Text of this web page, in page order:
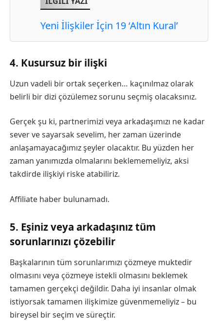
Yeni İlişkiler İçin 19 ‘Altın Kural’
4. Kusursuz bir ilişki
Uzun vadeli bir ortak seçerken… kaçınılmaz olarak
belirli bir dizi çözülemez sorunu seçmiş olacaksınız.
Gerçek şu ki, partnerimizi veya arkadaşımızı ne kadar
sever ve sayarsak sevelim, her zaman üzerinde
anlaşamayacağımız şeyler olacaktır. Bu yüzden her
zaman yanımızda olmalarını beklememeliyiz, aksi
takdirde ilişkiyi riske atabiliriz.
Affiliate haber bulunamadı.
5. Eşiniz veya arkadaşınız tüm
sorunlarınızı çözebilir
Başkalarının tüm sorunlarımızı çözmeye muktedir
olmasını veya çözmeye istekli olmasını beklemek
tamamen gerçekçi değildir. Daha iyi insanlar olmak
istiyorsak tamamen ilişkimize güvenmemeliyiz – bu
bireysel bir seçim ve süreçtir.